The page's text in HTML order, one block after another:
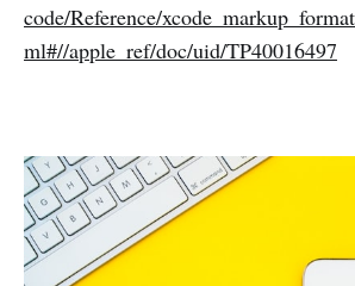
code/Reference/
ml#//apple_ref/doc/uid/TP40016497